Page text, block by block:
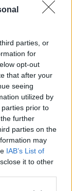
parties, or
for
opt-out
that after your
seeing
utilized by
prior to
further
parties on the
may
IAB’s List of
it to other
V tomto byte
V tomto byte
línie vyzerajú super.
a môže vás
a škodcami?
naparovane aby